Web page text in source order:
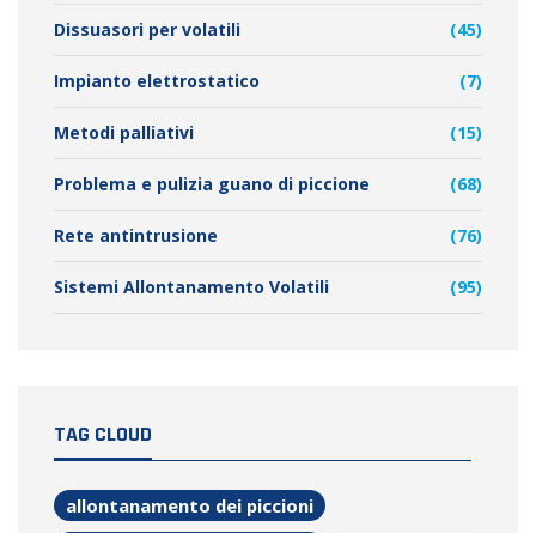
Dissuasori per volatili (45)
Impianto elettrostatico (7)
Metodi palliativi (15)
Problema e pulizia guano di piccione (68)
Rete antintrusione (76)
Sistemi Allontanamento Volatili (95)
TAG CLOUD
allontanamento dei piccioni